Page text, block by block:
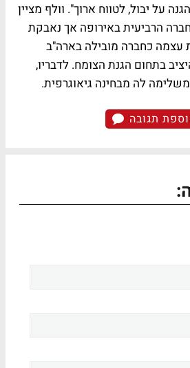
על יבול, לטווח ארוך". וולף מציין
הרביעית באירופה אך נאבקת
כחברה מובילה בארה"ב
בתחום הגנת הצומח. לדבריו,
לה מבחינה גיאוגרפית.
תגובה